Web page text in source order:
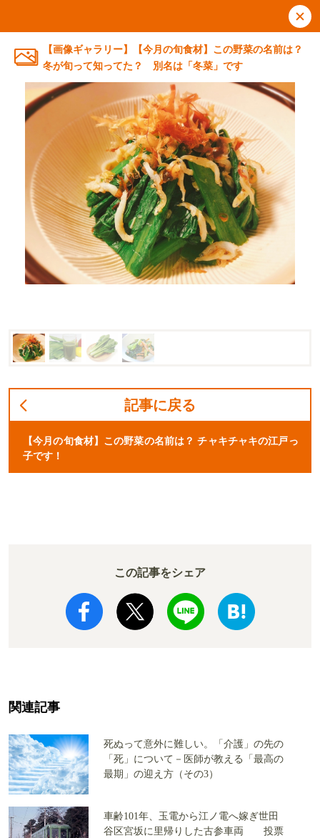
【画像ギャラリー】【今月の旬食材】この野菜の名前は？
冬が旬って知ってた？ 別名は「冬菜」です
記事に戻る
【今月の旬食材】この野菜の名前は？ チャキチャキの江戸っ
子です！
この記事をシェア
関連記事
死ぬって意外に難しい。「介護」の先の
「死」について－医師が教える「最高の
最期」の迎え方（その3）
車齢101年、玉電から江ノ電へ嫁ぎ世田
谷区宮坂に里帰りした古参車両 投票